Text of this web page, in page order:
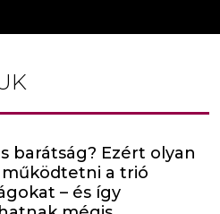
barátság? Ezért olyan
a trió
– és így